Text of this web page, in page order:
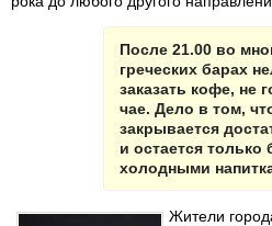
После 21.00 во
греческих барах
заказать кофе, не
чае. Дело в том,
закрывается
и остается только
холодными
Жители